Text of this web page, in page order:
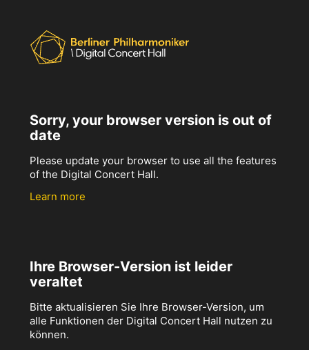
Sorry, your browser version is out of
date
Please update your browser to use all the features
of the Digital Concert Hall.
Learn more
Ihre Browser-Version ist leider
veraltet
Bitte aktualisieren Sie Ihre Browser-Version, um
alle Funktionen der Digital Concert Hall nutzen zu
können.